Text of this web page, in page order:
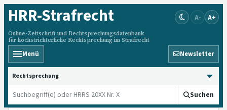
HRR-Strafrecht
Online-Zeitschrift und Rechtsprechungsdatenbank
für höchstrichterliche Rechtsprechung im Strafrecht
A- A+
Menü Newsletter
HRRS durchsuchen
Suchen